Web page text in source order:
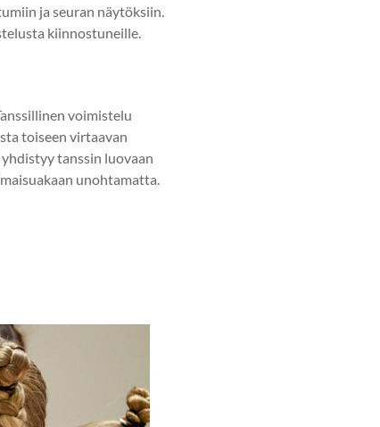
ja seuran näytöksiin.
kiinnostuneille.
voimistelu
toiseen virtaavan
tanssin luovaan
unohtamatta.